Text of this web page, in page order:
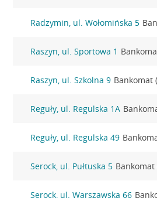
Radzymin, ul. Wołomińska 5
Raszyn, ul. Sportowa 1
Raszyn, ul. Szkolna 9 Bankomat
Reguły, ul. Regulska 1A
Reguły, ul. Regulska 49
Serock, ul. Pułtuska 5
Serock, ul. Warszawska 66